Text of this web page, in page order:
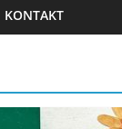
KONTAKT